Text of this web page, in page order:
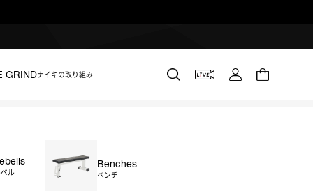
GRINDナイキの取り組み
ル
Benches
ベンチ
ス シールドバーベル 20kg (オ